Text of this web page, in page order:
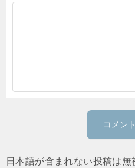
日本語が含まれない投稿は